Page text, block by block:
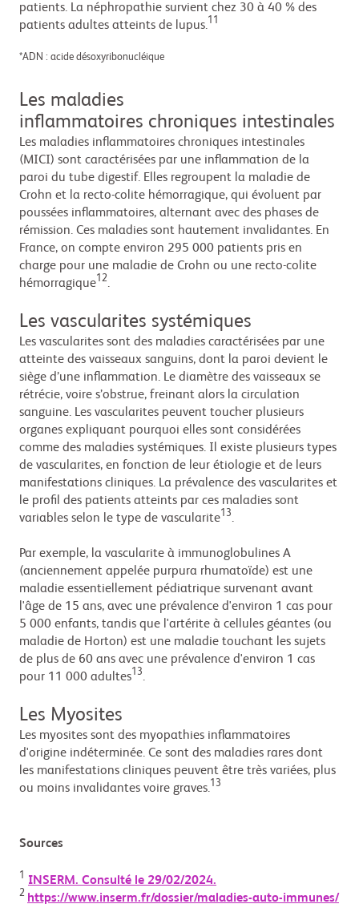
patients. La néphropathie survient chez 30 à 40 % des
patients adultes atteints de lupus.11
*ADN : acide désoxyribonucléique
Les maladies
inflammatoires chroniques intestinales
Les maladies inflammatoires chroniques intestinales
(MICI) sont caractérisées par une inflammation de la
paroi du tube digestif. Elles regroupent la maladie de
Crohn et la recto-colite hémorragique, qui évoluent par
poussées inflammatoires, alternant avec des phases de
rémission. Ces maladies sont hautement invalidantes. En
France, on compte environ 295 000 patients pris en
charge pour une maladie de Crohn ou une recto-colite
hémorragique12.
Les vascularites systémiques
Les vascularites sont des maladies caractérisées par une
atteinte des vaisseaux sanguins, dont la paroi devient le
siège d’une inflammation. Le diamètre des vaisseaux se
rétrécie, voire s’obstrue, freinant alors la circulation
sanguine. Les vascularites peuvent toucher plusieurs
organes expliquant pourquoi elles sont considérées
comme des maladies systémiques. Il existe plusieurs types
de vascularites, en fonction de leur étiologie et de leurs
manifestations cliniques. La prévalence des vascularites et
le profil des patients atteints par ces maladies sont
variables selon le type de vascularite13.
Par exemple, la vascularite à immunoglobulines A
(anciennement appelée purpura rhumatoïde) est une
maladie essentiellement pédiatrique survenant avant
l'âge de 15 ans, avec une prévalence d'environ 1 cas pour
5 000 enfants, tandis que l'artérite à cellules géantes (ou
maladie de Horton) est une maladie touchant les sujets
de plus de 60 ans avec une prévalence d'environ 1 cas
pour 11 000 adultes13.
Les Myosites
Les myosites sont des myopathies inflammatoires
d'origine indéterminée. Ce sont des maladies rares dont
les manifestations cliniques peuvent être très variées, plus
ou moins invalidantes voire graves.13
Sources
1 INSERM. Consulté le 29/02/2024.
2 https://www.inserm.fr/dossier/maladies-auto-immunes/